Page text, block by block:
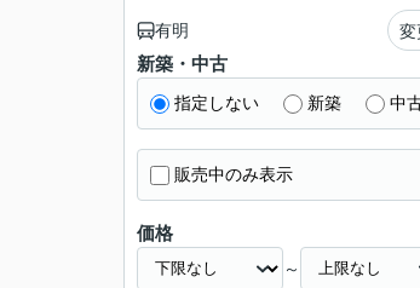
有明 変
新築・中古
指定しない 新築 中
販売中のみ表示
価格
～